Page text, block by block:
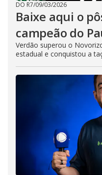
DO R7/09/03/2026
Baixe aqui o
campeão do
Verdão superou o
estadual e conquistou a